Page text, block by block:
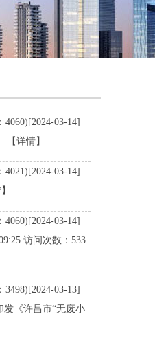
4060)[2024-03-14]
【详情】
4021)[2024-03-14]
4060)[2024-03-14]
访问次数：533
3498)[2024-03-13]
发《许昌市“无废小